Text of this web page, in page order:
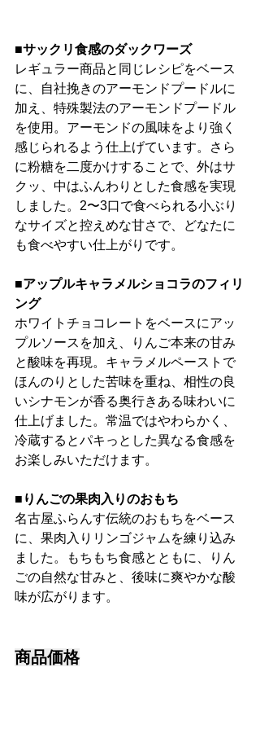
■サックリ食感のダックワーズ
レギュラー商品と同じレシピをベース
に、自社挽きのアーモンドプードルに
加え、特殊製法のアーモンドプードル
を使用。アーモンドの風味をより強く
感じられるよう仕上げています。さら
に粉糖を二度かけすることで、外はサ
クッ、中はふんわりとした食感を実現
しました。2〜3口で食べられる小ぶり
なサイズと控えめな甘さで、どなたに
も食べやすい仕上がりです。
■アップルキャラメルショコラのフィリ
ング
ホワイトチョコレートをベースにアッ
プルソースを加え、りんご本来の甘み
と酸味を再現。キャラメルペーストで
ほんのりとした苦味を重ね、相性の良
いシナモンが香る奥行きある味わいに
仕上げました。常温ではやわらかく、
冷蔵するとパキっとした異なる食感を
お楽しみいただけます。
■りんごの果肉入りのおもち
名古屋ふらんす伝統のおもちをベース
に、果肉入りリンゴジャムを練り込み
ました。もちもち食感とともに、りん
ごの自然な甘みと、後味に爽やかな酸
味が広がります。
商品価格